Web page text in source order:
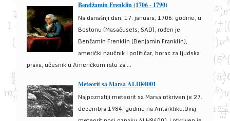
Bendžamin Frenklin (1706 - 1790)
Na današnji dan, 17. januara, 1706. godine, u
Bostonu (Masačusets, SAD), rođen je
Benžamin Frenklin (Benjamin Franklin),
američki naučnik i političar, borac za ljudska
prava, učesnik u Američkom ratu za ...
Meteorit sa Marsa ALH84001
Najpoznatiji meteorit sa Marsa otkriven je 27.
decembra 1984. godine na Antarktiku.Ovaj